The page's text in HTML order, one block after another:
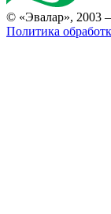
© «Эвалар», 2003
Политика